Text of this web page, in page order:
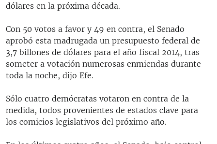
LOS SANTOS DE HIALEAH
DESINFORMACIÓN RUSA EN AMÉRICA LATINA
LA INVASIÓN DE RUSIA A UCRANIA
dólares en la próxima década.
Con 50 votos a favor y 49 en contra, el Senado
aprobó esta madrugada un presupuesto federal de
3,7 billones de dólares para el año fiscal 2014, tras
someter a votación numerosas enmiendas durante
toda la noche, dijo Efe.
Sólo cuatro demócratas votaron en contra de la
medida, todos provenientes de estados clave para
los comicios legislativos del próximo año.